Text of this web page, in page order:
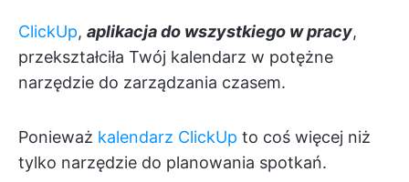
ClickUp, aplikacja do wszystkiego w pracy,
przekształciła Twój kalendarz w potężne
narzędzie do zarządzania czasem.
Ponieważ kalendarz ClickUp to coś więcej niż
tylko narzędzie do planowania spotkań.